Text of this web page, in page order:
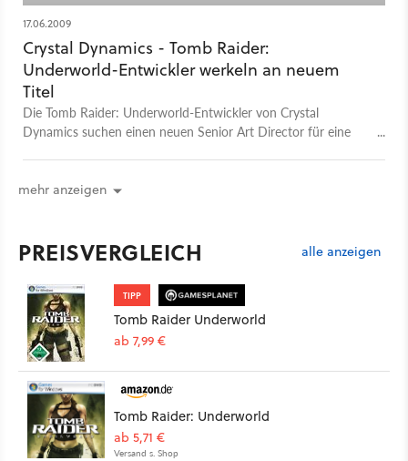
17.06.2009
Crystal Dynamics - Tomb Raider:
Underworld-Entwickler werkeln an neuem
Titel
Die Tomb Raider: Underworld-Entwickler von Crystal
Dynamics suchen einen neuen Senior Art Director für eine
mehr anzeigen
PREISVERGLEICH alle anzeigen
TIPP
Tomb Raider Underworld
ab 7,99 €
Tomb Raider: Underworld
ab 5,71 €
Versand s. Shop